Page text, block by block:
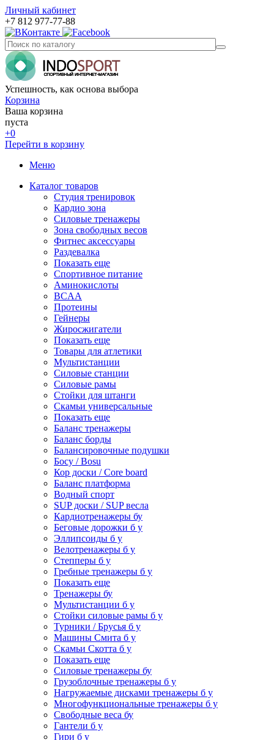
Личный кабинет
+7 812 977-77-88
Успешность, как основа выбора
Корзина
Ваша корзина
пуста
+0
Перейти в корзину
Меню
Каталог товаров
Студия тренировок
Кардио зона
Силовые тренажеры
Зона свободных весов
Фитнес аксессуары
Раздевалка
Показать еще
Спортивное питание
Аминокислоты
BCAA
Протеины
Гейнеры
Жиросжигатели
Показать еще
Товары для атлетики
Мультистанции
Силовые станции
Силовые рамы
Стойки для штанги
Скамьи универсальные
Показать еще
Баланс тренажеры
Баланс борды
Балансировочные подушки
Босу / Bosu
Кор доски / Core board
Баланс платформа
Водный спорт
SUP доски / SUP весла
Кардиотренажеры бу
Беговые дорожки б у
Эллипсоиды б у
Велотренажеры б у
Степперы б у
Гребные тренажеры б у
Показать еще
Тренажеры бу
Мультистанции б у
Стойки силовые рамы б у
Турники / Брусья б у
Машины Смита б у
Скамьи Скотта б у
Показать еще
Силовые тренажеры бу
Грузоблочные тренажеры б у
Нагружаемые дисками тренажеры б у
Многофункциональные тренажеры б у
Свободные веса бу
Гантели б у
Гири б у